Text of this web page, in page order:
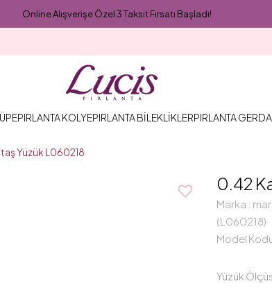
Online Alışverişe Özel 3 Taksit Fırsatı Başladı!
PIRLANTA KOLYEPIRLANTA BİLEKLİKLERPIRLANTA
Yüzük L060218
0.42
Marka :
(L060218)
Model
Yüzük